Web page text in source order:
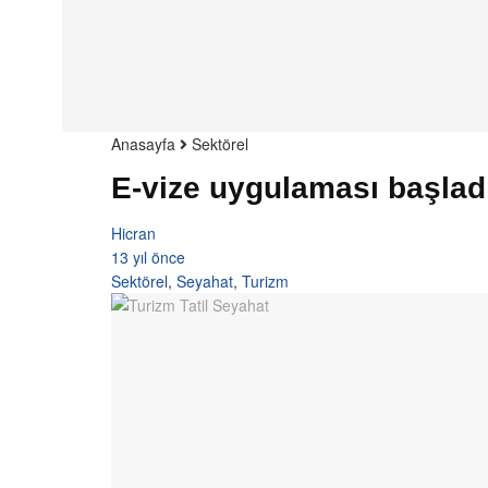
Anasayfa Sektörel
E-vize uygulaması
Hicran
13 yıl önce
Sektörel, Seyahat, Turizm